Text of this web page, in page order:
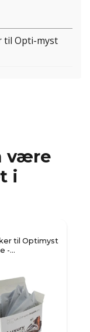
til Opti-myst
være
i
til Optimyst
-